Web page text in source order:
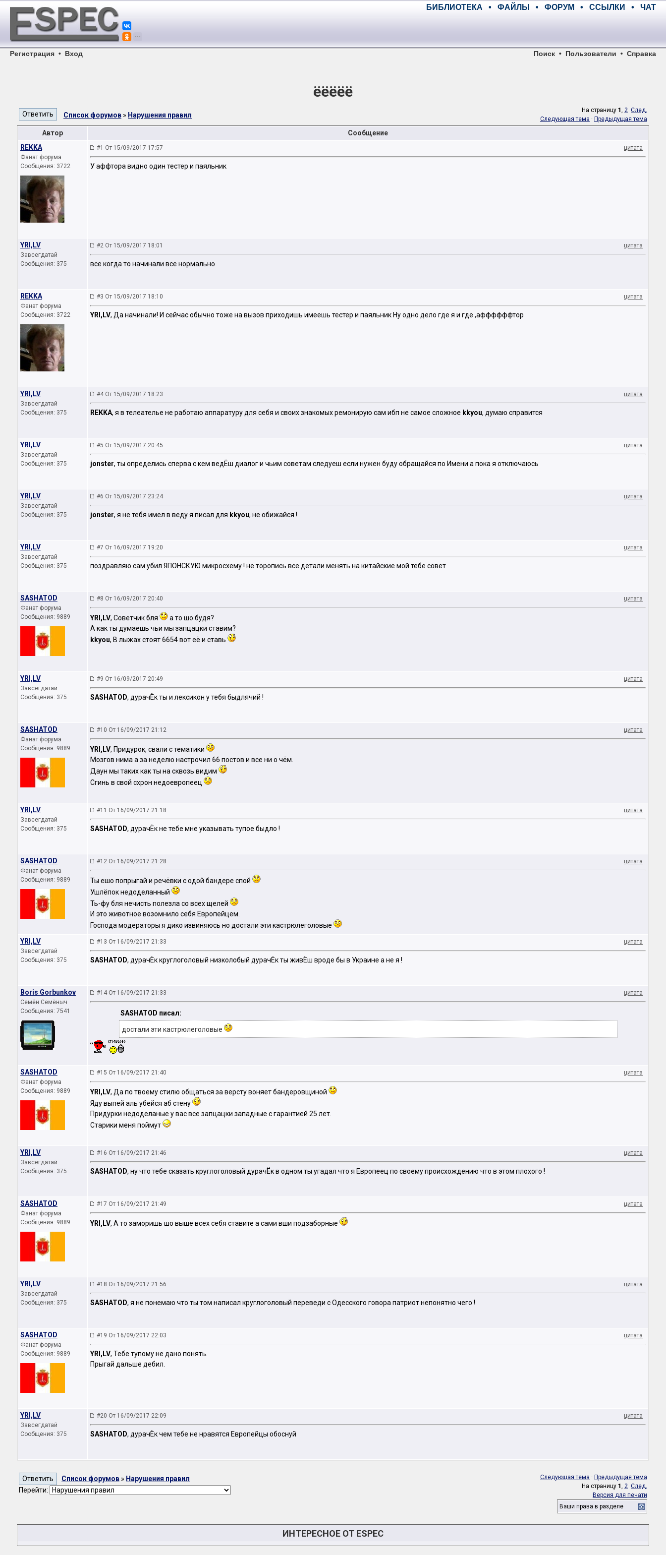
БИБЛИОТЕКА • ФАЙЛЫ • ФОРУМ • ССЫЛКИ • ЧАТ
Регистрация • Вход Поиск • Пользователи • Справка
ёёёёё
Список форумов » Нарушения правил
На страницу 1 , 2 След.
Следующая тема · Предыдущая тема
Автор
Сообщение
REKKA
Фанат форума
Сообщения: 3722
#1 От 15/09/2017 17:57 цитата
У аффтора видно один тестер и паяльник
YRI,LV
Завсегдатай
Сообщения: 375
#2 От 15/09/2017 18:01 цитата
все когда то начинали все нормально
REKKA
Фанат форума
Сообщения: 3722
#3 От 15/09/2017 18:10 цитата
YRI,LV, Да начинали! И сейчас обычно тоже на вызов приходишь имеешь тестер и паяльник Ну одно дело где я и где ,аффффффтор
YRI,LV
Завсегдатай
Сообщения: 375
#4 От 15/09/2017 18:23 цитата
REKKA, я в телеателье не работаю аппаратуру для себя и своих знакомых ремонирую сам ибп не самое сложное kkyou, думаю справится
YRI,LV
Завсегдатай
Сообщения: 375
#5 От 15/09/2017 20:45 цитата
jonster, ты определись сперва с кем ведЁш диалог и чьим советам следуеш если нужен буду обращайся по Имени а пока я отключаюсь
YRI,LV
Завсегдатай
Сообщения: 375
#6 От 15/09/2017 23:24 цитата
jonster, я не тебя имел в веду я писал для kkyou, не обижайся !
YRI,LV
Завсегдатай
Сообщения: 375
#7 От 16/09/2017 19:20 цитата
поздравляю сам убил ЯПОНСКУЮ микросхему ! не торопись все детали менять на китайские мой тебе совет
SASHATOD
Фанат форума
Сообщения: 9889
#8 От 16/09/2017 20:40 цитата
YRI,LV, Советчик бля
а то шо будя?
А как ты думаешь чьи мы запцацки ставим?
kkyou, В лыжах стоят 6654 вот её и ставь
YRI,LV
Завсегдатай
Сообщения: 375
#9 От 16/09/2017 20:49 цитата
SASHATOD, дурачЁк ты и лексикон у тебя быдлячий !
SASHATOD
Фанат форума
Сообщения: 9889
#10 От 16/09/2017 21:12 цитата
YRI,LV, Придурок, свали с тематики
Мозгов нима а за неделю настрочил 66 постов и все ни о чём.
Даун мы таких как ты на сквозь видим
Сгинь в свой схрон недоевропеец
YRI,LV
Завсегдатай
Сообщения: 375
#11 От 16/09/2017 21:18 цитата
SASHATOD, дурачЁк не тебе мне указывать тупое быдло !
SASHATOD
Фанат форума
Сообщения: 9889
#12 От 16/09/2017 21:28 цитата
Ты ешо попрыгай и речёвки с одой бандере спой
Ушлёпок недоделанный
Ть-фу бля нечисть полезла со всех щелей
И это животное возомнило себя Европейцем.
Господа модераторы я дико извиняюсь но достали эти кастрюлеголовые
YRI,LV
Завсегдатай
Сообщения: 375
#13 От 16/09/2017 21:33 цитата
SASHATOD, дурачЁк круглоголовый низколобый дурачЁк ты живЁш вроде бы в Украине а не я !
Boris Gorbunkov
Семён Семёныч
Сообщения: 7541
#14 От 16/09/2017 21:33 цитата
SASHATOD писал:
достали эти кастрюлеголовые
SASHATOD
Фанат форума
Сообщения: 9889
#15 От 16/09/2017 21:40 цитата
YRI,LV, Да по твоему стилю общаться за версту воняет бандеровщиной
Яду выпей аль убейся аб стену
Придурки недоделаные у вас все запцацки западные с гарантией 25 лет.
Старики меня поймут
YRI,LV
Завсегдатай
Сообщения: 375
#16 От 16/09/2017 21:46 цитата
SASHATOD, ну что тебе сказать круглоголовый дурачЁк в одном ты угадал что я Европеец по своему происхождению что в этом плохого !
SASHATOD
Фанат форума
Сообщения: 9889
#17 От 16/09/2017 21:49 цитата
YRI,LV, А то заморишь шо выше всех себя ставите а сами вши подзаборные
YRI,LV
Завсегдатай
Сообщения: 375
#18 От 16/09/2017 21:56 цитата
SASHATOD, я не понемаю что ты том написал круглоголовый переведи с Одесского говора патриот непонятно чего !
SASHATOD
Фанат форума
Сообщения: 9889
#19 От 16/09/2017 22:03 цитата
YRI,LV, Тебе тупому не дано понять.
Прыгай дальше дебил.
YRI,LV
Завсегдатай
Сообщения: 375
#20 От 16/09/2017 22:09 цитата
SASHATOD, дурачЁк чем тебе не нравятся Европейцы обоснуй
Список форумов » Нарушения правил
Перейти:
Следующая тема · Предыдущая тема
На страницу 1 , 2 След.
Версия для печати
Ваши права в разделе
ИНТЕРЕСНОЕ ОТ ESPEC